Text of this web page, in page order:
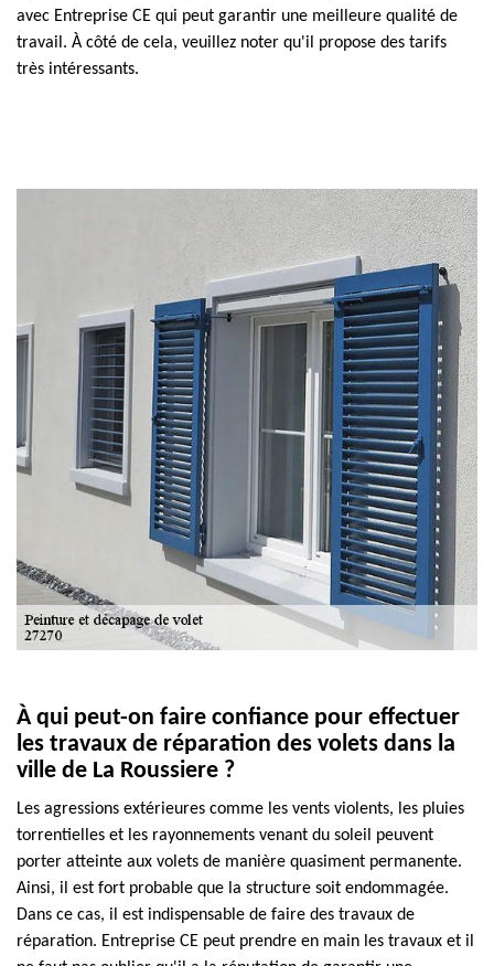
avec Entreprise CE qui peut garantir une meilleure qualité de
travail. À côté de cela, veuillez noter qu'il propose des tarifs
très intéressants.
À qui peut-on faire confiance pour effectuer
les travaux de réparation des volets dans la
ville de La Roussiere ?
Les agressions extérieures comme les vents violents, les pluies
torrentielles et les rayonnements venant du soleil peuvent
porter atteinte aux volets de manière quasiment permanente.
Ainsi, il est fort probable que la structure soit endommagée.
Dans ce cas, il est indispensable de faire des travaux de
réparation. Entreprise CE peut prendre en main les travaux et il